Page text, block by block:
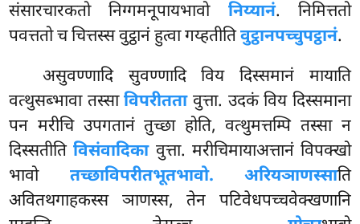
संसारचारकतो निग्गमनूपायभावो निय्यानं. निमित्ततो
पवत्ततो च चित्तस्स वुट्ठानं हुत्वा गय्हतीतिवुट्ठानपच्चुपट्ठानं.
असुवण्णादि सुवण्णादि विय दिस्समानं मायाति
वत्थुसब्भावा तस्साविपरीततावुत्ता. उदकं विय दिस्समाना
पन मरीचि उपगतानं तुच्छा होति, वत्थुमत्तम्पि तस्सा न
दिस्सतीतिविसंवादिकावुत्ता. मरीचिमायाअत्तानं विपक्खो
भावो तच्छाविपरीतभूतभावो. अरियञाणस्साति
अवितथगाहकस्स ञाणस्स, तेन पटिवेधपच्चवेक्खणानि